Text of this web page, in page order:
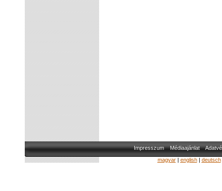
Impresszum Médiaajánlat
magyar| english| deutsch